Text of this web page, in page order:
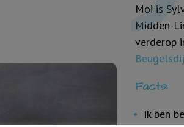
Moi is
Midden-
verderop
Facts:
ik ben